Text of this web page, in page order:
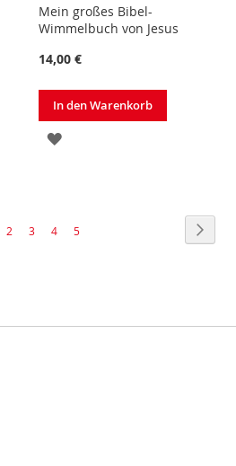
Mein großes Bibel-
Wimmelbuch von Jesus
14,00 €
In den Warenkorb
ZUR
Seite
Seite
2 Seite
3 Seite
4 Seite
5